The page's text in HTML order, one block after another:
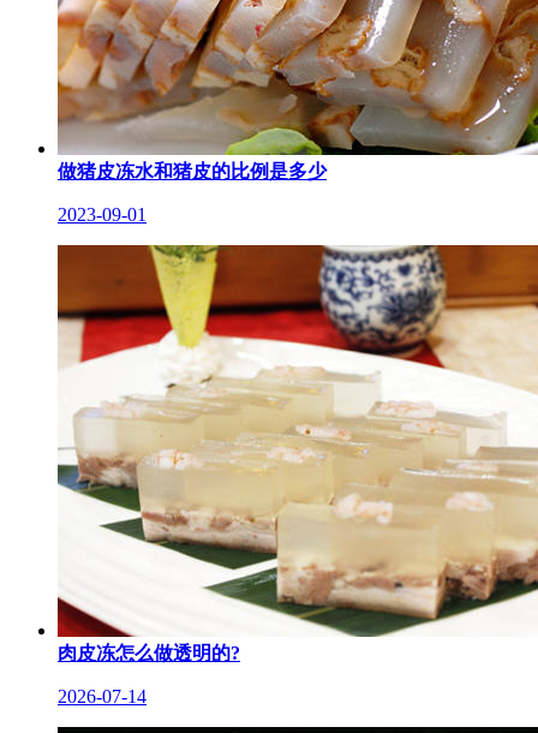
做猪皮冻水和猪皮的比例是多少
2023-09-01
肉皮冻怎么做透明的?
2026-07-14